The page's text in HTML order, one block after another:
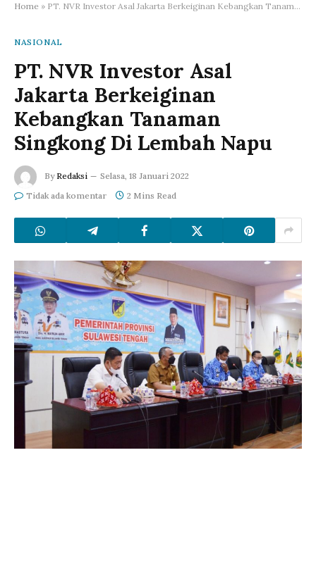
Home » PT. NVR Investor Asal Jakarta Berkeiginan Kebangkan Tanaman Singkong Di Lembah Napu
NASIONAL
PT. NVR Investor Asal
Jakarta Berkeiginan
Kebangkan Tanaman
Singkong Di Lembah Napu
By Redaksi
Selasa, 18 Januari 2022
Tidak ada komentar
2 Mins Read